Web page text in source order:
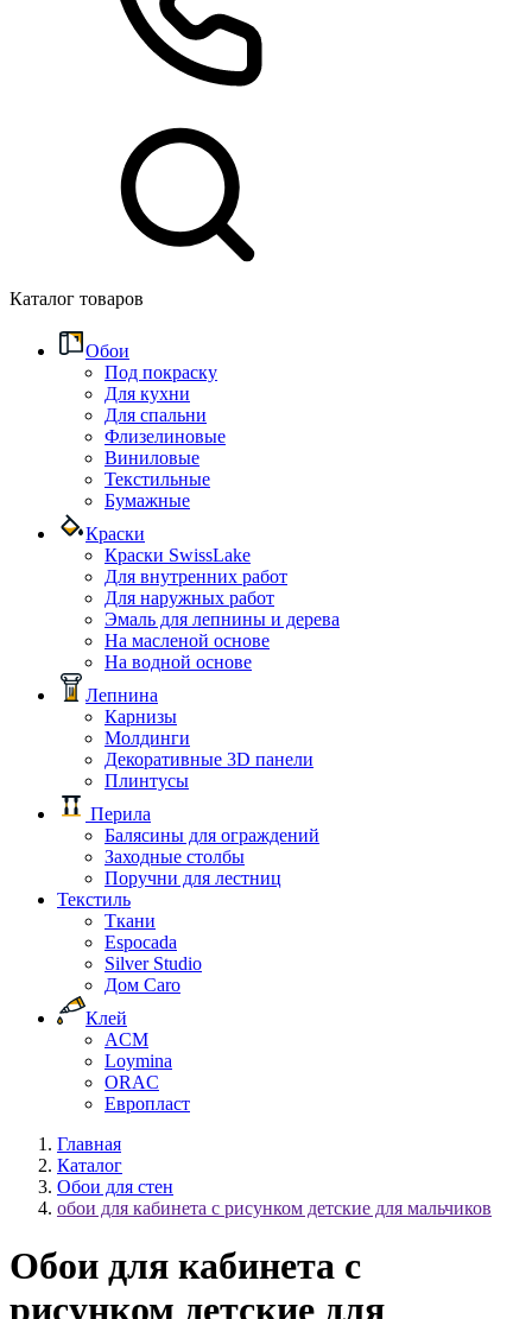
Каталог товаров
Обои
Под покраску
Для кухни
Для спальни
Флизелиновые
Виниловые
Текстильные
Бумажные
Краски
Краски SwissLake
Для внутренних работ
Для наружных работ
Эмаль для лепнины и дерева
На масленой основе
На водной основе
Лепнина
Карнизы
Молдинги
Декоративные 3D панели
Плинтусы
Перила
Балясины для ограждений
Заходные столбы
Поручни для лестниц
Текстиль
Ткани
Espocada
Silver Studio
Дом Caro
Клей
ACM
Loymina
ORAC
Европласт
Главная
Каталог
Обои для стен
обои для кабинета с рисунком детские для мальчиков
Обои для кабинета с
рисунком детские для